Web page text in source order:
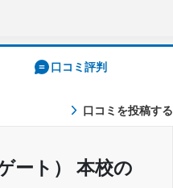
口コミ評判
口コミを投稿する
ート） 本校の